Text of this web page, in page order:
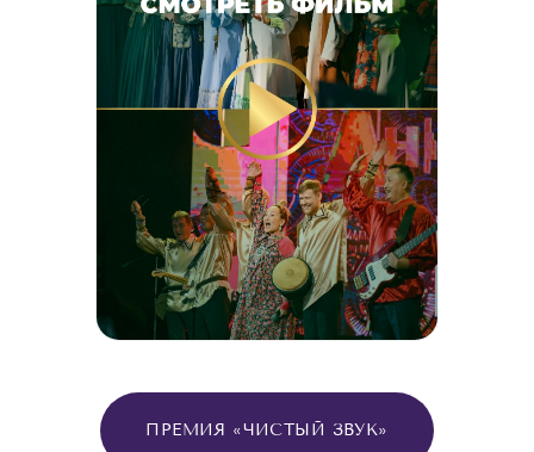
ПРЕМИЯ «ЧИСТЫЙ ЗВУК»